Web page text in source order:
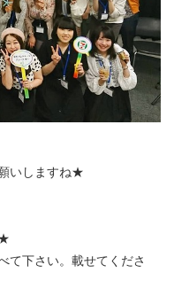
いしますね★
て下さい。載せてくださ